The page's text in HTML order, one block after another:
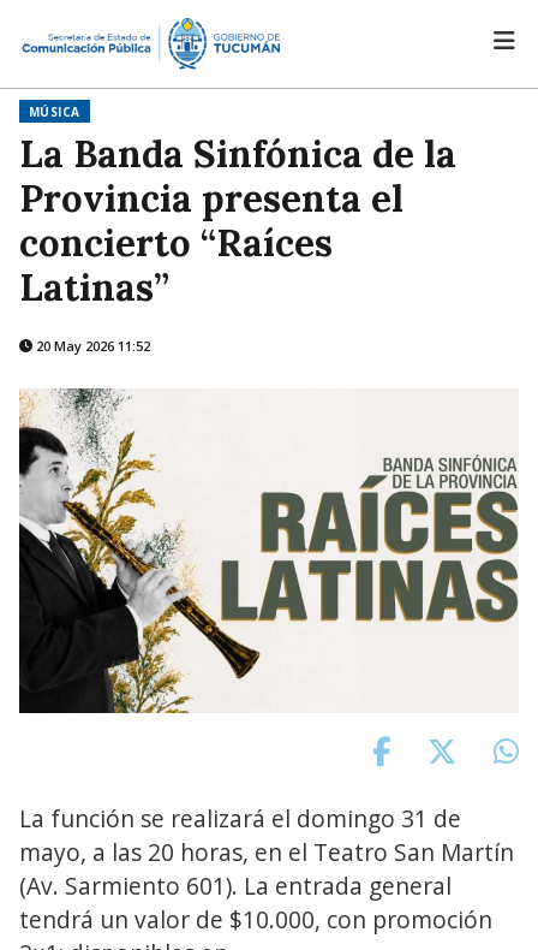
MÚSICA
La Banda Sinfónica de la
Provincia presenta el
concierto “Raíces
Latinas”
20 May 2026 11:52
La función se realizará el domingo 31 de
mayo, a las 20 horas, en el Teatro San Martín
(Av. Sarmiento 601). La entrada general
tendrá un valor de $10.000, con promoción